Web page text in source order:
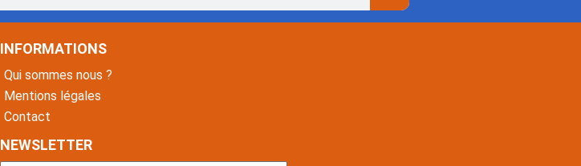
INFORMATIONS
Qui sommes nous ?
Mentions légales
Contact
NEWSLETTER